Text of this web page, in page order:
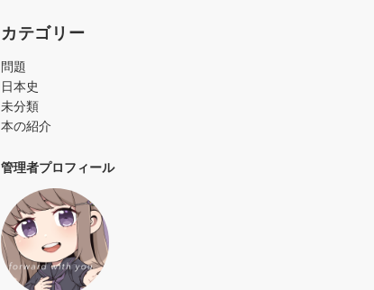
カテゴリー
問題
日本史
未分類
本の紹介
管理者プロフィール